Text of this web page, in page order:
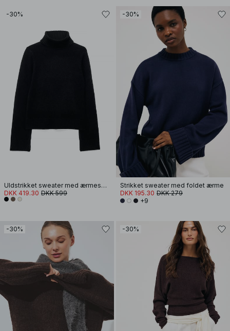
-30%
Uldstrikket sweater med ærmesplit
DKK 419.30 DKK 599
-30%
Strikket sweater med foldet ærme
DKK 195.30 DKK 279
+9
-30% -30%